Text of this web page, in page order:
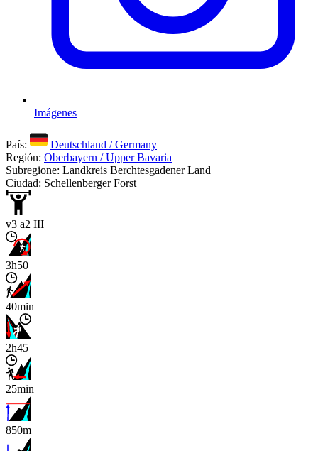
Imágenes
País:
Deutschland / Germany
Región: Oberbayern / Upper Bavaria
Subregione: Landkreis Berchtesgadener Land
Ciudad: Schellenberger Forst
v3 a2 III
3h50
40min
2h45
25min
850m